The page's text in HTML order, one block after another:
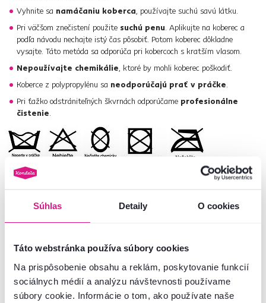
Súhlas Detaily O cookies
Táto webstránka používa súbory cookies
Na prispôsobenie obsahu a reklám, poskytovanie funkcií
sociálnych médií a analýzu návštevnosti používame
súbory cookie. Informácie o tom, ako používate naše
Vyhnite sa namáčaniu koberca, používajte suchú savú látku.
Pri väčšom znečistení použite suchú penu. Aplikujte na koberec a
podľa návodu nechajte istý čas pôsobiť. Potom koberec dôkladne
vysajte. Táto metóda sa odporúča pri kobercoch s kratším vlasom.
Nepoužívajte chemikálie, ktoré by mohli koberec poškodiť.
Koberce z polypropylénu sa neodporúčajú prať v práčke.
Pri ťažko odstrániteľných škvrnách odporúčame profesionálne
čistenie.
Číslo produktu : 0000268027
Základné parametre
Rozmery a špecifikácie